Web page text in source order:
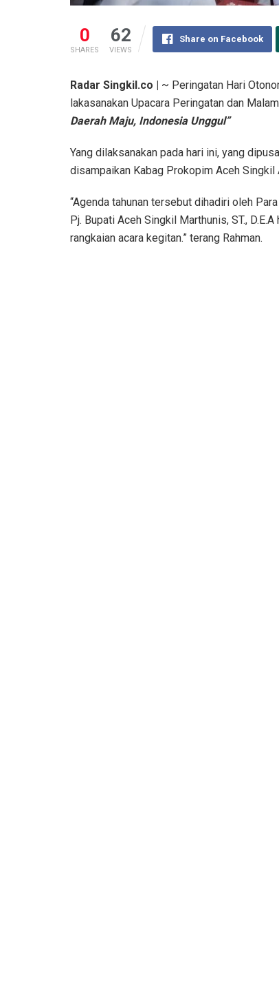
0
SHARES
62
VIEWS
Share on Facebook
Radar Singkil.co | ~ Peringatan Hari
lakasanakan Upacara Peringatan dan
Daerah Maju, Indonesia Unggul”
Yang dilaksanakan pada hari ini, yang
disampaikan Kabag Prokopim Aceh
“Agenda tahunan tersebut dihadiri oleh
Pj. Bupati Aceh Singkil Marthunis, ST.,
rangkaian acara kegitan.” terang Rahman.